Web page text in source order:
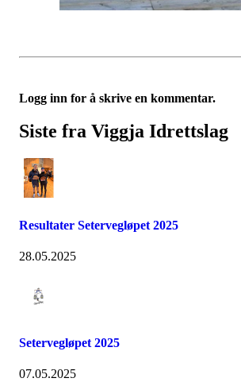
Logg inn for å skrive en kommentar.
Siste fra Viggja Idrettslag
Resultater Setervegløpet 2025
28.05.2025
Setervegløpet 2025
07.05.2025